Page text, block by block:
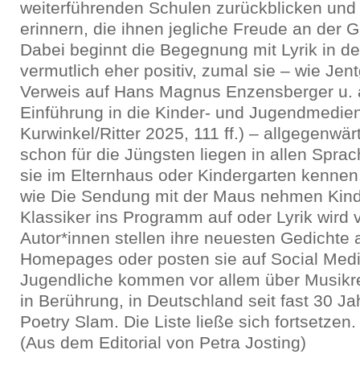
weiterführenden Schulen zurückblicken
erinnern, die ihnen jegliche Freude an der
Dabei beginnt die Begegnung mit Lyrik in
vermutlich eher positiv, zumal sie – wie
Verweis auf Hans Magnus Enzensberger u.
Einführung in die Kinder- und
Kurwinkel/Ritter 2025, 111 ff.) –
schon für die Jüngsten liegen in allen
sie im Elternhaus oder Kindergarten
wie Die Sendung mit der Maus nehmen
Klassiker ins Programm auf oder Lyrik wird
Autor*innen stellen ihre neuesten Gedichte
Homepages oder posten sie auf Social
Jugendliche kommen vor allem über
in Berührung, in Deutschland seit fast 30
Poetry Slam. Die Liste ließe sich fortsetzen.
(Aus dem Editorial von Petra Josting)